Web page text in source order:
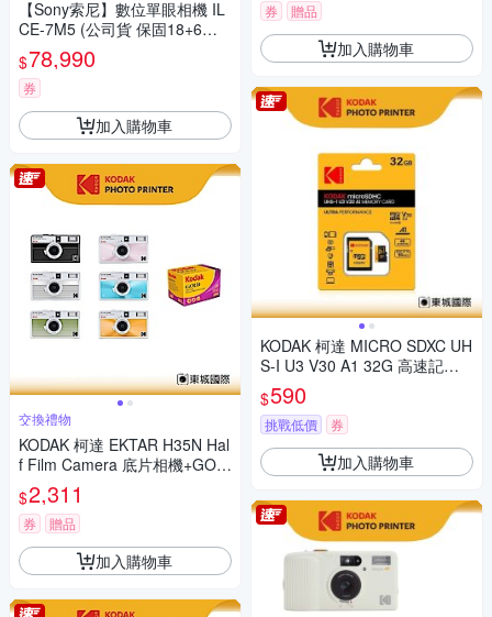
【Sony索尼】數位單眼相機 IL
CE-7M5 (公司貨 保固18+6個
月)
$78,990
券
加入購物車
交換禮物
KODAK 柯達 EKTAR H35N Hal
f Film Camera 底片相機+GOL
D 200底片組
$2,311
券 贈品
加入購物車
券 贈品
加入購物車
KODAK 柯達 MICRO SDXC UH
S-I U3 V30 A1 32G 高速記憶
卡(附轉卡)
$590
挑戰低價 券
加入購物車